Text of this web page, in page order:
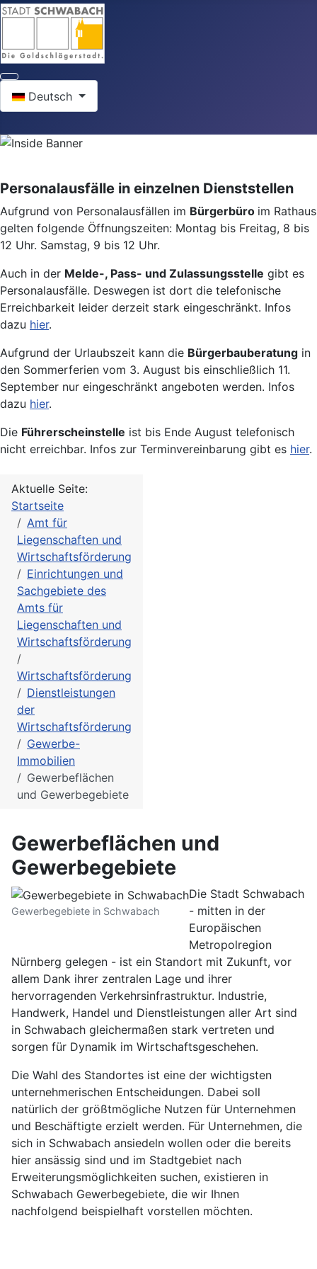
Deutsch
Personalausfälle in einzelnen Dienststellen
Aufgrund von Personalausfällen im Bürgerbüro im Rathaus
gelten folgende Öffnungszeiten: Montag bis Freitag, 8 bis
12 Uhr. Samstag, 9 bis 12 Uhr.
Auch in der Melde-, Pass- und Zulassungsstelle gibt es
Personalausfälle. Deswegen ist dort die telefonische
Erreichbarkeit leider derzeit stark eingeschränkt. Infos
dazu hier.
Aufgrund der Urlaubszeit kann die Bürgerbauberatung in
den Sommerferien vom 3. August bis einschließlich 11.
September nur eingeschränkt angeboten werden. Infos
dazu hier.
Die Führerscheinstelle ist bis Ende August telefonisch
nicht erreichbar. Infos zur Terminvereinbarung gibt es hier.
Aktuelle Seite:
Startseite
Amt für
Liegenschaften und
Wirtschaftsförderung
Einrichtungen und
Sachgebiete des
Amts für
Liegenschaften und
Wirtschaftsförderung
Wirtschaftsförderung
Dienstleistungen
der
Wirtschaftsförderung
Gewerbe-
Immobilien
Gewerbeflächen
und Gewerbegebiete
Gewerbeflächen und
Gewerbegebiete
Gewerbegebiete in Schwabach
Die Stadt Schwabach
- mitten in der
Europäischen
Metropolregion
Nürnberg gelegen - ist ein Standort mit Zukunft, vor
allem Dank ihrer zentralen Lage und ihrer
hervorragenden Verkehrsinfrastruktur. Industrie,
Handwerk, Handel und Dienstleistungen aller Art sind
in Schwabach gleichermaßen stark vertreten und
sorgen für Dynamik im Wirtschaftsgeschehen.
Die Wahl des Standortes ist eine der wichtigsten
unternehmerischen Entscheidungen. Dabei soll
natürlich der größtmögliche Nutzen für Unternehmen
und Beschäftigte erzielt werden. Für Unternehmen, die
sich in Schwabach ansiedeln wollen oder die bereits
hier ansässig sind und im Stadtgebiet nach
Erweiterungsmöglichkeiten suchen, existieren in
Schwabach Gewerbegebiete, die wir Ihnen
nachfolgend beispielhaft vorstellen möchten.